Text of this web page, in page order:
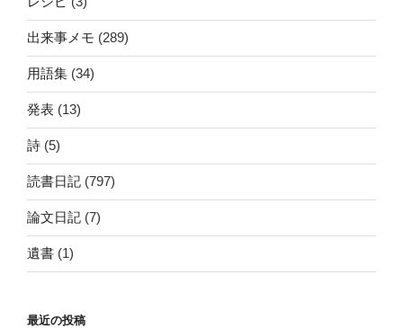
出来事メモ (289)
用語集 (34)
発表 (13)
詩 (5)
読書日記 (797)
論文日記 (7)
遺書 (1)
最近の投稿